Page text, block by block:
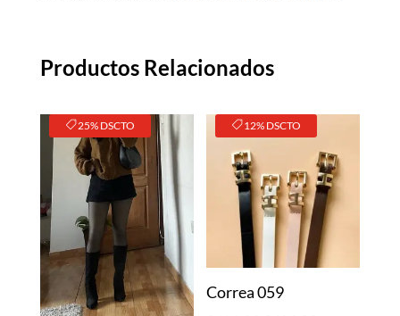
Productos Relacionados
25% DSCTO 12% DSCTO
Correa 059